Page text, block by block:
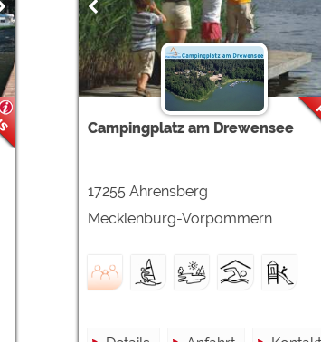
Campingplatz am Drewensee
17255 Ahrensberg
Mecklenburg-Vorpommern